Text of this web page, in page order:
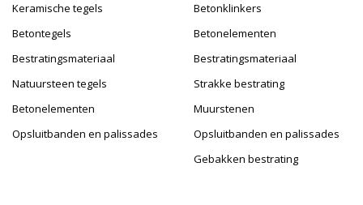
Keramische tegels
Betontegels
Bestratingsmateriaal
Natuursteen tegels
Betonelementen
Opsluitbanden en palissades
Betonklinkers
Betonelementen
Bestratingsmateriaal
Strakke bestrating
Muurstenen
Opsluitbanden en palissades
Gebakken bestrating